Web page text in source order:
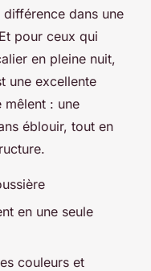
dans une
pour ceux qui
en pleine nuit,
une excellente
mêlent : une
éblouir, tout en
en une seule
couleurs et